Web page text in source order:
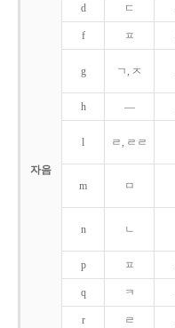
자음
d ㄷ
f ㅍ
g ㄱ, ㅈ
h ―
l ㄹ, ㄹㄹ
m ㅁ
n ㄴ
p ㅍ
q ㅋ
r ㄹ